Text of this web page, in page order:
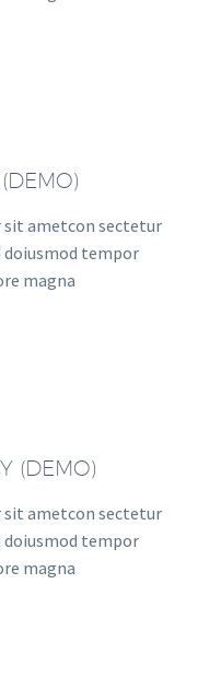
sit ametcon sectetur
doiusmod tempor
magna
(DEMO)
sit ametcon sectetur
doiusmod tempor
magna